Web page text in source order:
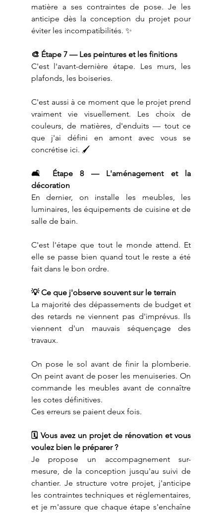
matière a ses contraintes de pose. Je les
anticipe dès la conception du projet pour
éviter les incompatibilités. ✨
🎨 Étape 7 — Les peintures et les finitions
C'est l'avant-dernière étape. Les murs, les
plafonds, les boiseries.
C'est aussi à ce moment que le projet prend
vraiment vie visuellement. Les choix de
couleurs, de matières, d'enduits — tout ce
que j'ai défini en amont avec vous se
concrétise ici. 🖌️
🛋️ Étape 8 — L'aménagement et la
décoration
En dernier, on installe les meubles, les
luminaires, les équipements de cuisine et de
salle de bain.
C'est l'étape que tout le monde attend. Et
elle se passe bien quand tout le reste a été
fait dans le bon ordre.
💡 Ce que j'observe souvent sur le terrain
La majorité des dépassements de budget et
des retards ne viennent pas d'imprévus. Ils
viennent d'un mauvais séquençage des
travaux.
On pose le sol avant de finir la plomberie.
On peint avant de poser les menuiseries. On
commande les meubles avant de connaître
les cotes définitives.
Ces erreurs se paient deux fois.
🗓️ Vous avez un projet de rénovation et vous
voulez bien le préparer ?
Je propose un accompagnement sur-
mesure, de la conception jusqu'au suivi de
chantier. Je structure votre projet, j'anticipe
les contraintes techniques et réglementaires,
et je m'assure que chaque étape s'enchaîne